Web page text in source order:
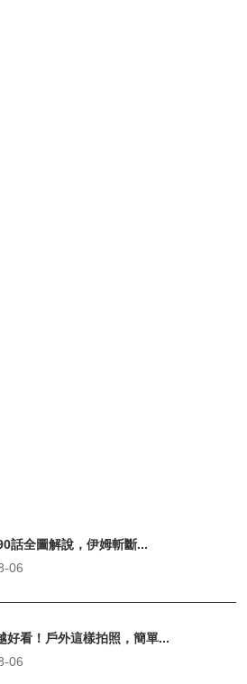
話全圖解說，伊姆斬斷...
06
好看！戶外這樣拍照，簡單...
06